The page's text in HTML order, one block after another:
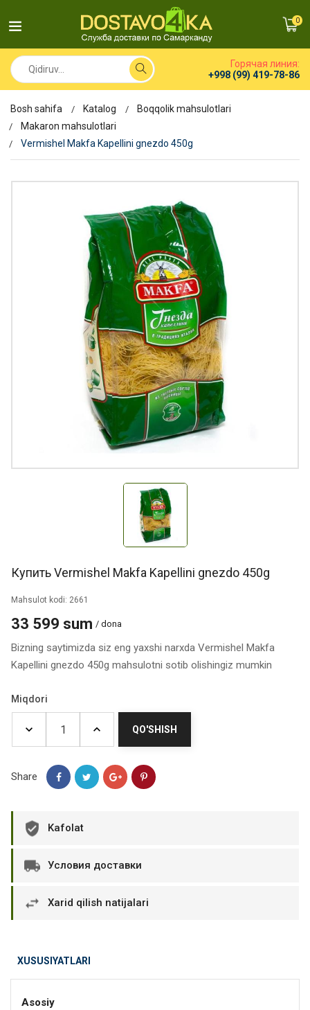
0
Горячая линия:
+998 (99) 419-78-86
Bosh sahifa Katalog
Boqqolik mahsulotlari
Makaron mahsulotlari
Vermishel Makfa Kapellini gnezdo 450g
Купить Vermishel Makfa Kapellini gnezdo 450g
Mahsulot kodi: 2661
33 599 sum / dona
Bizning saytimizda siz eng yaxshi narxda Vermishel Makfa
Kapellini gnezdo 450g mahsulotni sotib olishingiz mumkin
Miqdori
QO'SHISH
Share
Kafolat
Условия доставки
Xarid qilish natijalari
XUSUSIYATLARI
Asosiy